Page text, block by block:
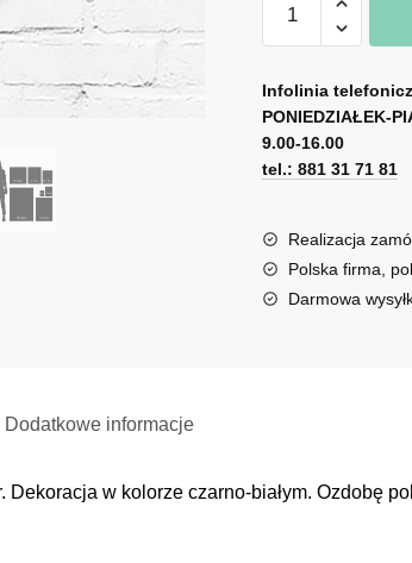
Plakat
Black
is
such
a
colour
l
t
e
r
a
t
i
Infolinia
PONIEDZIAŁEK-
9.00-16.00
tel.: 881 31 71 81
Realizacja
Polska firma,
Darmowa
Dodatkowe informacje
w kolorze czarno-białym. Ozdobę